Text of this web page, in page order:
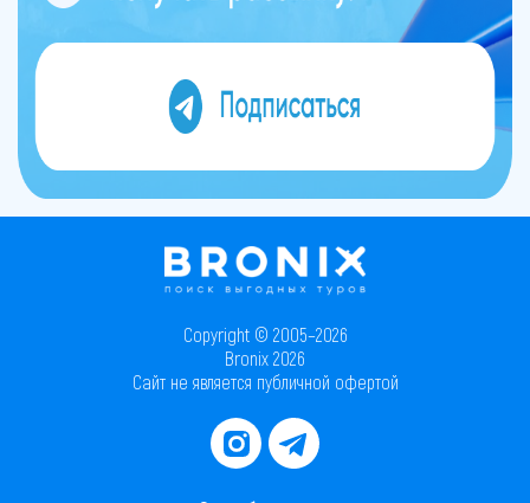
Copyright © 2005–2026
Bronix 2026
Сайт не является публичной офертой